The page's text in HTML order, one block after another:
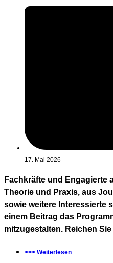
17. Mai 2026
Fachkräfte und Engagierte
Theorie und Praxis, aus
sowie weitere Interessierte
einem Beitrag das
mitzugestalten. Reichen
>>> Weiterlesen